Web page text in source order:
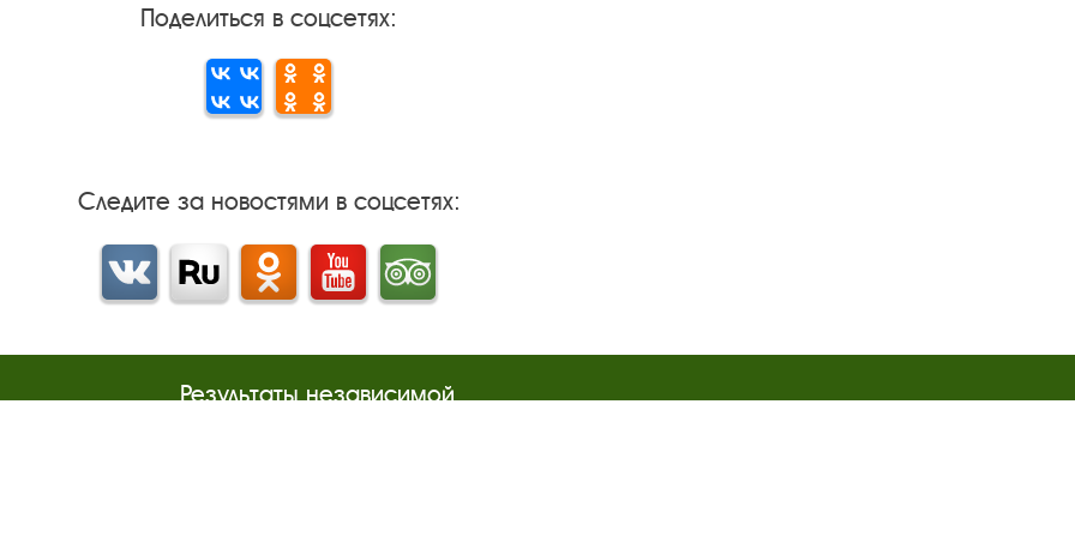
Поделиться в соцсетях:
Следите за новостями в соцсетях:
Вконтактеrutube Одноклассники
YouTubeТрипадвизор
Результаты независимой